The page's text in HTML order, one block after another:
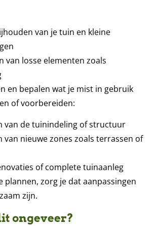
van je tuin en kleine
van losse elementen zoals
en bepalen wat je mist in gebruik
of voorbereiden:
van de tuinindeling of structuur
van nieuwe zones zoals terrassen of
of complete tuinaanleg
plannen, zorg je dat aanpassingen
zijn.
ongeveer?